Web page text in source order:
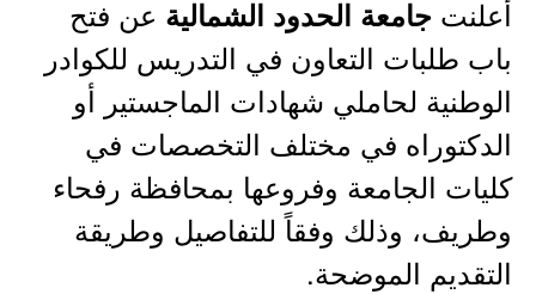
أعلنت جامعة الحدود الشمالية عن فتح
باب طلبات التعاون في التدريس للكوادر
الوطنية لحاملي شهادات الماجستير أو
الدكتوراه في مختلف التخصصات في
كليات الجامعة وفروعها بمحافظة رفحاء
وطريف، وذلك وفقاً للتفاصيل وطريقة
التقديم الموضحة.